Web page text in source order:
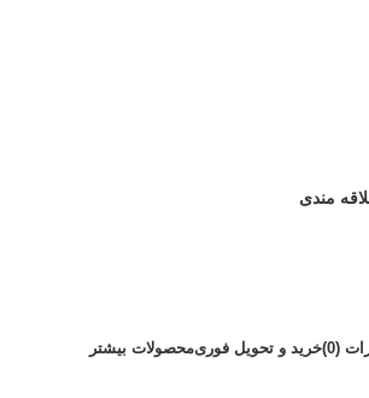
مندی
(0) خرید و تحویل فوریمحصولات بیشتر